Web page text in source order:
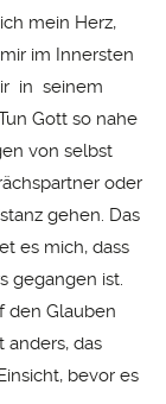
mein Herz,
im Innersten
in seinem
Gott so nahe
von selbst
oder
gehen. Das
es mich, dass
gegangen ist.
den Glauben
anders, das
bevor es